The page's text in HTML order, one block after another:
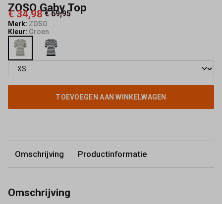
ZOSO Gaby Top
€ 34,98 € 69,95
Merk: ZOSO
Kleur: Groen
TOEVOEGEN AAN WINKELWAGEN
Omschrijving Productinformatie
Omschrijving